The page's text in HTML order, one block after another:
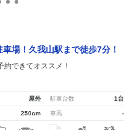
場！久我山駅まで徒歩7分！
約できてオススメ！
屋外 駐車台数 1台
250cm 車高 -